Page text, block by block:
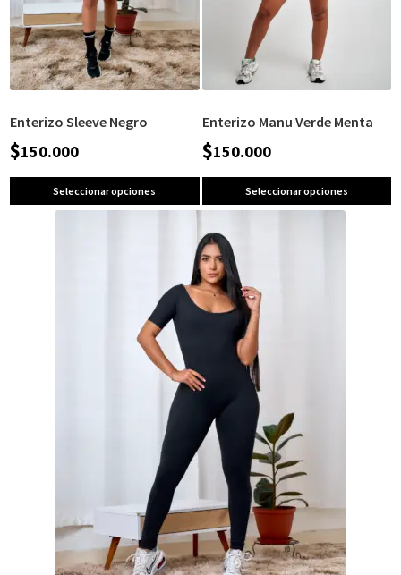
Enterizo Sleeve Negro
$150.000
Seleccionar opciones
Enterizo Manu Verde Menta
$150.000
Seleccionar opciones